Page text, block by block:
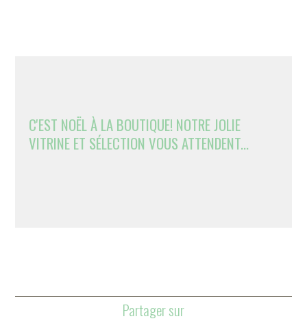
C'EST NOËL À LA BOUTIQUE! NOTRE JOLIE
VITRINE ET SÉLECTION VOUS ATTENDENT...
Partager sur